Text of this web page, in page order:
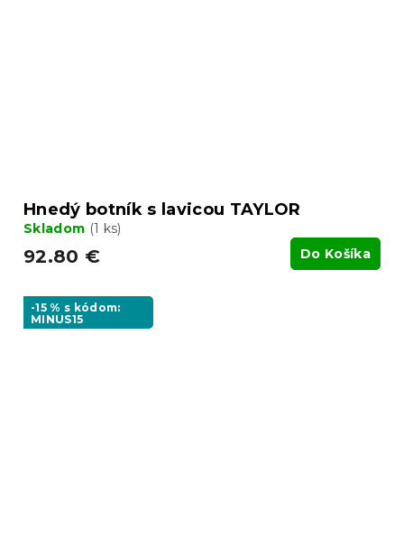
Hnedý botník s lavicou TAYLOR
Skladom (1 ks)
92.80 € Do Košíka
-15 % s kódom:
MINUS15